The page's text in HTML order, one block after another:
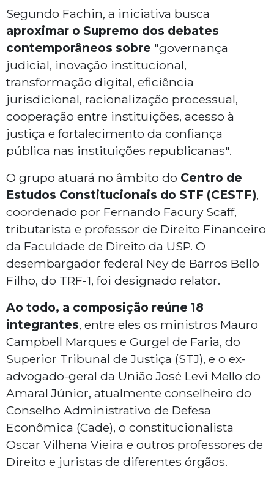
Segundo Fachin, a iniciativa busca
aproximar o Supremo dos debates
contemporâneos sobre "governança
judicial, inovação institucional,
transformação digital, eficiência
jurisdicional, racionalização processual,
cooperação entre instituições, acesso à
justiça e fortalecimento da confiança
pública nas instituições republicanas".
O grupo atuará no âmbito do Centro de
Estudos Constitucionais do STF (CESTF),
coordenado por Fernando Facury Scaff,
tributarista e professor de Direito Financeiro
da Faculdade de Direito da USP. O
desembargador federal Ney de Barros Bello
Filho, do TRF-1, foi designado relator.
Ao todo, a composição reúne 18
integrantes, entre eles os ministros Mauro
Campbell Marques e Gurgel de Faria, do
Superior Tribunal de Justiça (STJ), e o ex-
advogado-geral da União José Levi Mello do
Amaral Júnior, atualmente conselheiro do
Conselho Administrativo de Defesa
Econômica (Cade), o constitucionalista
Oscar Vilhena Vieira e outros professores de
Direito e juristas de diferentes órgãos.